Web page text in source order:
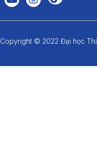
Copyright © 2022 Đại học